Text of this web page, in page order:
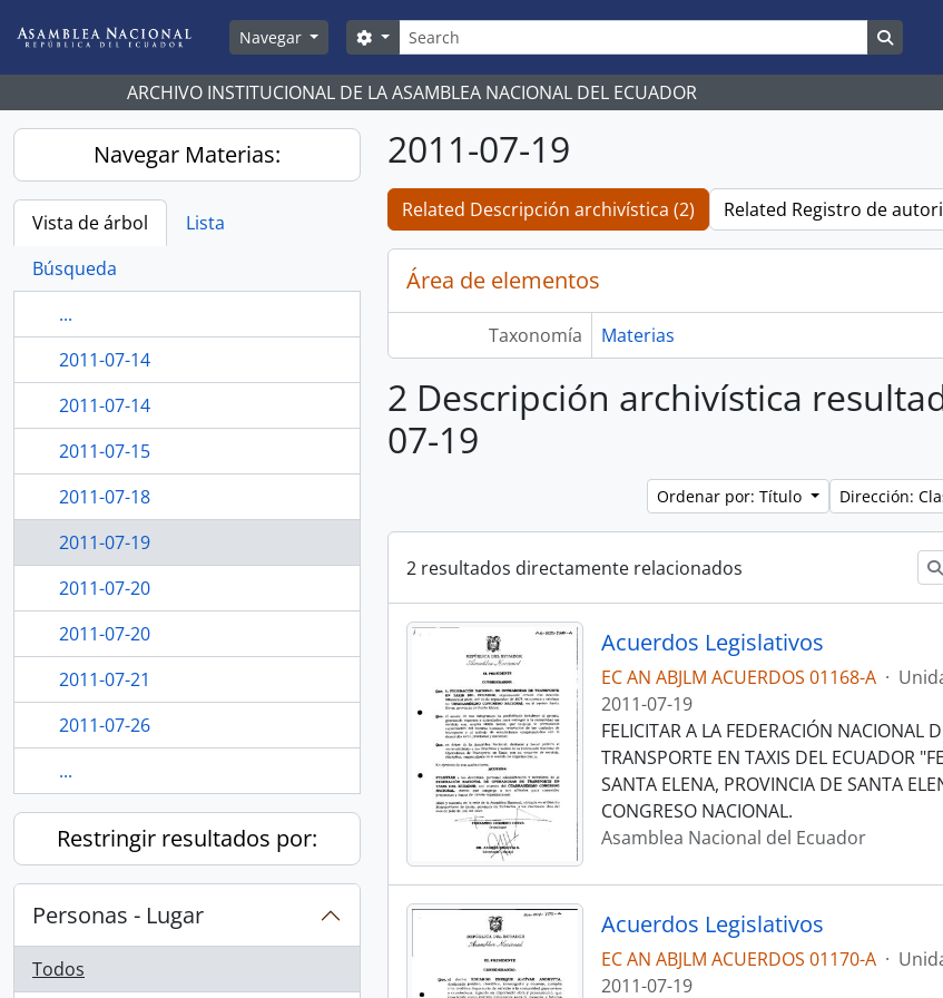
Navegar
Búsqueda
Search options
ARCHIVO INSTITUCIONAL DE LA ASAMBLEA NACIONAL DEL ECUADOR
Navegar Materias:
Vista de árbol
Lista
Búsqueda
...
2011-07-14
2011-07-14
2011-07-15
2011-07-18
2011-07-19
2011-07-20
2011-07-20
2011-07-21
2011-07-26
...
Restringir resultados por:
Personas - Lugar
Todos
2011-07-19
Related Descripción archivística (2) Related Registro de
Área de elementos
Taxonomía Materias
2 Descripción archivística
07-19
Ordenar por: Título Dirección:
2 resultados directamente relacionados
Acuerdos Legislativos
EC AN ABJLM ACUERDOS 01168-A ·
2011-07-19
FELICITAR A LA FEDERACIÓN NACIONAL
TRANSPORTE EN TAXIS DEL ECUADOR
SANTA ELENA, PROVINCIA DE SANTA
CONGRESO NACIONAL.
Asamblea Nacional del Ecuador
Acuerdos Legislativos
EC AN ABJLM ACUERDOS 01170-A ·
2011-07-19